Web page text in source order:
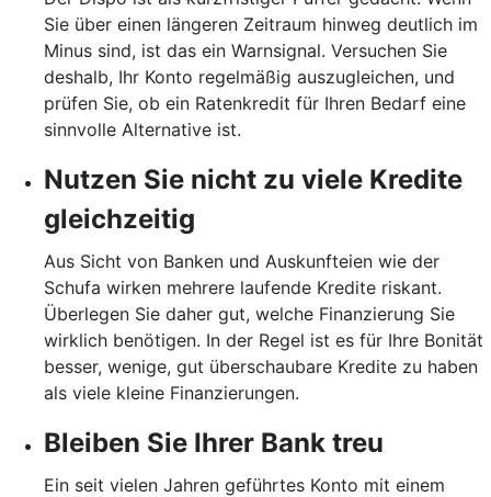
Sie über einen längeren Zeitraum hinweg deutlich im
Minus sind, ist das ein Warnsignal. Versuchen Sie
deshalb, Ihr Konto regelmäßig auszugleichen, und
prüfen Sie, ob ein Ratenkredit für Ihren Bedarf eine
sinnvolle Alternative ist.
Nutzen Sie nicht zu viele Kredite
gleichzeitig
Aus Sicht von Banken und Auskunfteien wie der
Schufa wirken mehrere laufende Kredite riskant.
Überlegen Sie daher gut, welche Finanzierung Sie
wirklich benötigen. In der Regel ist es für Ihre Bonität
besser, wenige, gut überschaubare Kredite zu haben
als viele kleine Finanzierungen.
Bleiben Sie Ihrer Bank treu
Ein seit vielen Jahren geführtes Konto mit einem